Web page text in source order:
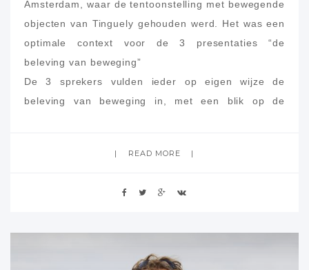
Amsterdam, waar de tentoonstelling met bewegende
objecten van Tinguely gehouden werd. Het was een
optimale context voor de 3 presentaties “de
beleving van beweging”
De 3 sprekers vulden ieder op eigen wijze de
beleving van beweging in, met een blik op de
(youtube filmpjes, bionische mieren, smart birds)
sociale rugzakje), Kas Oosterhuis (Dynamische
in constructies)
READ MORE